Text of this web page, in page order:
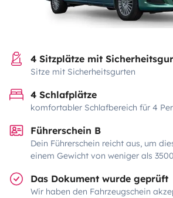
4 Sitzplätze mit
Sitze mit Sicherheitsgurten
4 Schlafplätze
komfortabler Schlafbereich für 4
Führerschein B
Dein Führerschein reicht aus, um
einem Gewicht von weniger als
Das Dokument wurde geprüft
Wir haben den Fahrzeugschein